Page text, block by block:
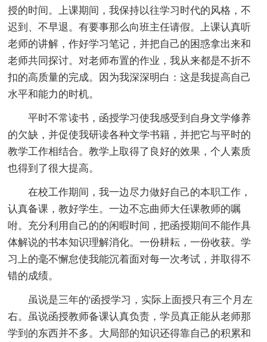
授的时间。上课期间，我保持以往学习时代的风格，不
迟到、不早退。有要事那么向班主任请假。上课认真听
老师的讲解，作好学习笔记，并把自己的困惑拿出来和
老师共同探讨。对老师布置的作业，我从来都是不折不
扣的高质量的完成。因为我深深明白：这是我提高自己
水平和能力的时机。
平时不常读书，函授学习使我感受到自身文学修养
的欠缺，并促使我研读各种文学书籍，并把它与平时的
教学工作相结合。教学上取得了良好的效果，个人素质
也得到了很大提高。
在校工作期间，我一边尽力做好自己的本职工作，
认真备课，教好学生。一边不忘曲师大任课教师的嘱
咐。充分利用自己的的闲暇时间，把函授期间不能作具
体解说的书本知识理解消化。一份耕耘，一份收获。学
习上的毫不懈怠使我能沉着面对每一次考试，并取得不
错的成绩。
虽说是三年的'函授学习，实际上面授只有三个月左
右。虽说函授教师备课认真负责，学员真正能从老师那
学到的东西并不多。大局部的知识还得靠自己的积累和